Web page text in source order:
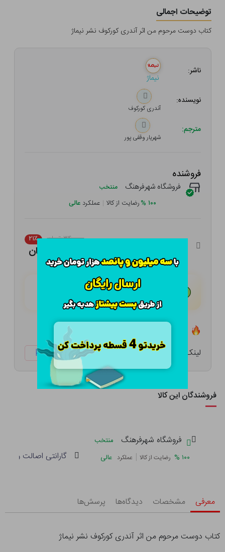
توضیحات اجمالی
کتاب دوست مرحوم من اثر آندری کورکوف نشر نیماژ
ناشر:
نیماژ
نویسنده:
آندری کورکوف
مترجم:
شهریار وقفی پور
فروشنده
فروشگاه شهرفرهنگ منتخب
۱۰۰ %رضایت از کالا | عملکرد عالی
۳۴۰,۰۰۰ تومان ۲۱٪
هـر قسط با تــرب‌پــی:
۴ قسط مــاهـانـه؛ بـدون سـود، چـک و ضـامـن
لینک کوتاه: ketabtala.com/sbp-28331
فروشندگان این کالا
فروشگاه شهرفرهنگ
منتخب
۱۰۰ % رضایت از کالا | عملکرد عالی گارانتی اصالت و
معرفی مشخصات دیدگاه‌ها پرسش‌ها
کتاب دوست مرحوم من اثر آندری کورکوف نشر نیماژ